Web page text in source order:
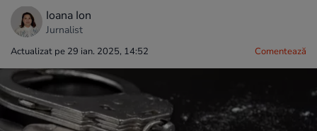
Ioana Ion
Jurnalist
Actualizat pe 29 ian. 2025, 14:52 Comentează